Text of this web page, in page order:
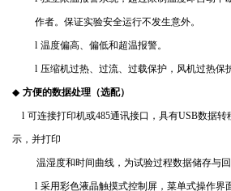
作者。保证实验安全运行不发生意外。
l 温度偏高、偏低和超温报警。
l 压缩机过热、过流、过载保护，风机过热保
◆ 方便的数据处理（选配）
l 可连接打印机或485通讯接口，具有USB数据转
示，并打印
温湿度和时间曲线，为试验过程数据储存与回
l 采用彩色液晶触摸式控制屏，菜单式操作界